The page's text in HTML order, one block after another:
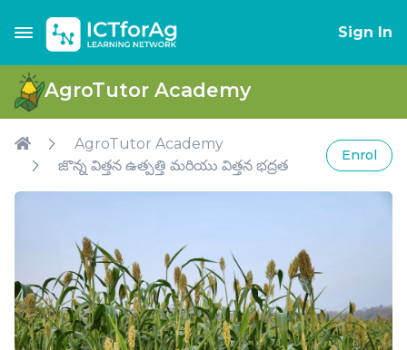
Sign In
AgroTutor Academy
AgroTutor Academy
జొన్న విత్తన ఉత్పత్తి మరియు విత్తన భద్రత
Enrol